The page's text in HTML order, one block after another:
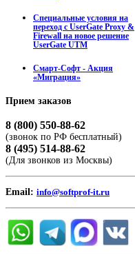
Специальные условия на
переход с UserGate Proxy &
Firewall на новое решение
UserGate UTM
Смарт-Софт - Акция
«Миграция»
Прием заказов
8 (800) 550-88-62
(звонок по РФ бесплатный)
8 (495) 514-88-62
(Для звонков из Москвы)
Email: info@softprof-it.ru